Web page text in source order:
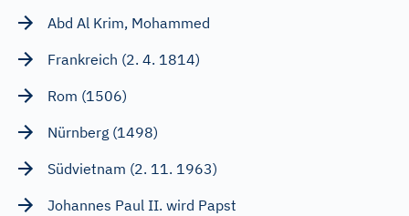
Abd Al Krim, Mohammed
Frankreich (2. 4. 1814)
Rom (1506)
Nürnberg (1498)
Südvietnam (2. 11. 1963)
Johannes Paul II. wird Papst